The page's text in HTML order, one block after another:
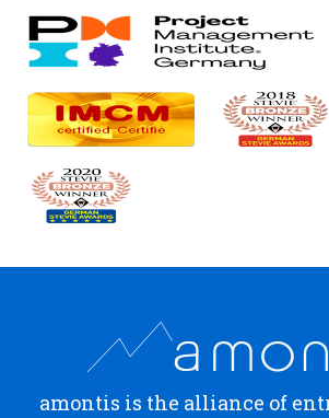
amontis is the alliance of